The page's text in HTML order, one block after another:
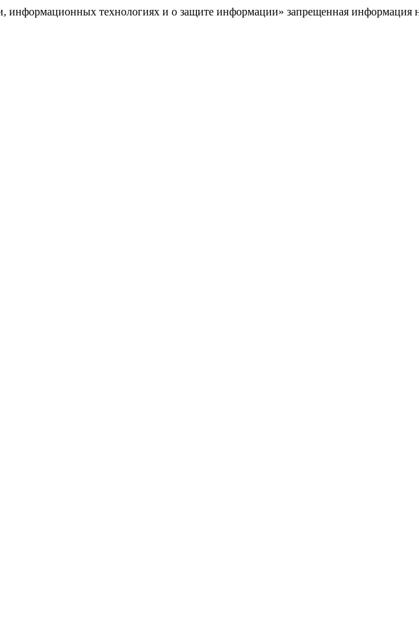
технологиях и о защите информации» запрещенная информация